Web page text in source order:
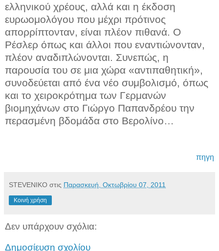
ελληνικού χρέους, αλλά και η έκδοση
ευρωομολόγου που μέχρι πρότινος
απορρίπτονταν, είναι πλέον πιθανά. Ο
Ρέσλερ όπως και άλλοι που εναντιώνονταν,
πλέον αναδιπλώνονται. Συνεπώς, η
παρουσία του σε μια χώρα «αντιπαθητική»,
συνοδεύεται από ένα νέο συμβολισμό, όπως
και το χειροκρότημα των Γερμανών
βιομηχάνων στο Γιώργο Παπανδρέου την
περασμένη βδομάδα στο Βερολίνο…
πηγη
STEVENIKO στις Παρασκευή, Οκτωβρίου 07, 2011
Κοινή χρήση
Δεν υπάρχουν σχόλια:
Δημοσίευση σχολίου